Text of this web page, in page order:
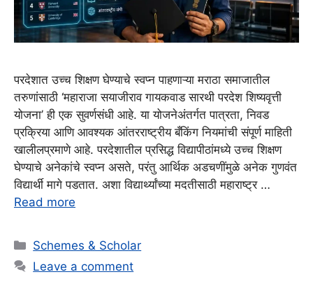
परदेशात उच्च शिक्षण घेण्याचे स्वप्न पाहणाऱ्या मराठा समाजातील
तरुणांसाठी ‘महाराजा सयाजीराव गायकवाड सारथी परदेश शिष्यवृत्ती
योजना’ ही एक सुवर्णसंधी आहे. या योजनेअंतर्गत पात्रता, निवड
प्रक्रिया आणि आवश्यक आंतरराष्ट्रीय बँकिंग नियमांची संपूर्ण माहिती
खालीलप्रमाणे आहे. परदेशातील प्रसिद्ध विद्यापीठांमध्ये उच्च शिक्षण
घेण्याचे अनेकांचे स्वप्न असते, परंतु आर्थिक अडचणींमुळे अनेक गुणवंत
विद्यार्थी मागे पडतात. अशा विद्यार्थ्यांच्या मदतीसाठी महाराष्ट्र …
Read more
Categories
Schemes & Scholar
Leave a comment